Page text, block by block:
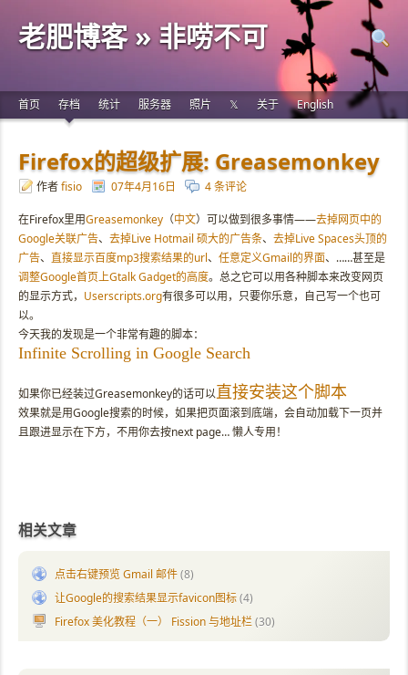
老肥博客 » 非唠不可
首页 存档 统计 服务器 照片 𝕏 关于 English
Firefox的超级扩展: Greasemonkey
作者fisio 07年4月16日 4 条评论
在Firefox里用Greasemonkey （中文）可以做到很多事情——去掉网页中的
Google关联广告、 去掉Live Hotmail 硕大的广告条、 去掉Live Spaces头顶的
广告、 直接显示百度mp3搜索结果的url、 任意定义Gmail的界面、……甚至是
调整Google首页上Gtalk Gadget的高度。总之它可以用各种脚本来改变网页
的显示方式， Userscripts.org有很多可以用，只要你乐意，自己写一个也可
以。
今天我的发现是一个非常有趣的脚本：
Infinite Scrolling in Google Search
如果你已经装过Greasemonkey的话可以直接安装这个脚本
效果就是用Google搜索的时候，如果把页面滚到底端，会自动加载下一页并
且跟进显示在下方，不用你去按next page… 懒人专用！
相关文章
点击右键预览 Gmail 邮件(8)
让Google的搜索结果显示favicon图标(4)
Firefox 美化教程（一） Fission 与地址栏(30)